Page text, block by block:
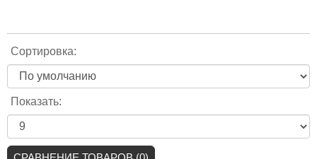
Сортировка:
Показать: